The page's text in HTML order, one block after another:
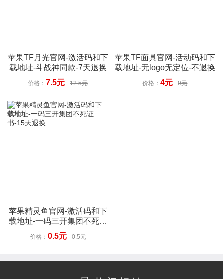
苹果TF月光官网-激活码和下
载地址-斗战神同款-7天退换
价格： 7.5元 12.5元
苹果TF面具官网-活动码和下
载地址-无logo无定位-不退换
价格：4元 9元
苹果精灵鱼官网-激活码和下
载地址-一码三开集团不死证
书-15天退换
价格： 0.5元 0.5元